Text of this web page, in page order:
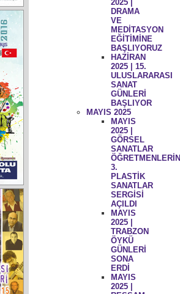
2025 |
DRAMA
VE
MEDİTASYON
EĞİTİMİNE
BAŞLIYORUZ
HAZİRAN
2025 | 15.
ULUSLARARASI
SANAT
GÜNLERİ
BAŞLIYOR
MAYIS 2025
MAYIS
2025 |
GÖRSEL
SANATLAR
3.
PLASTİK
SANATLAR
SERGİSİ
AÇILDI
MAYIS
2025 |
TRABZON
ÖYKÜ
GÜNLERİ
SONA
ERDİ
MAYIS
2025 |